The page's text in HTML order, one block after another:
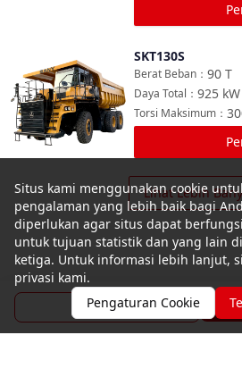
Bandingkan
SKT130S
90 T
Berat Beban ：
925 kW
Daya Total ：
Torsi Maksimum ：
Lihat Lebih
Brosur
Situs kami menggunakan cookie
pengalaman yang lebih baik bagi
diperlukan agar situs dapat
untuk tujuan statistik dan yang lain
ketiga. Untuk informasi lebih lanjut,
privasi kami.
Pengaturan Cookie